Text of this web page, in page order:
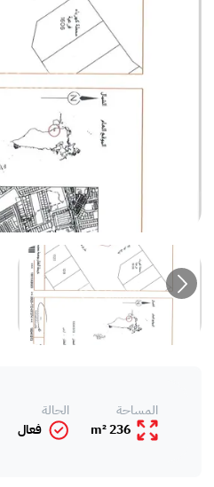
المساحة
236 m²
الحالة
فعال